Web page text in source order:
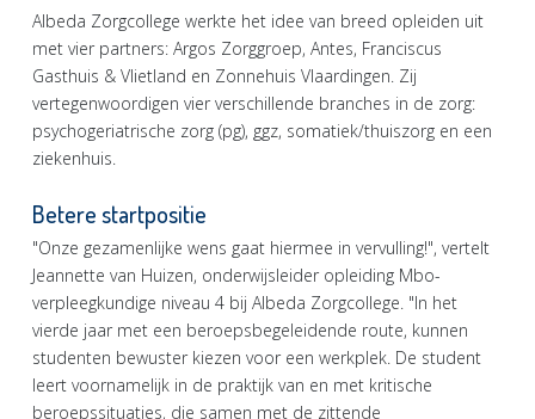
Albeda Zorgcollege werkte het idee van breed opleiden uit
met vier partners: Argos Zorggroep, Antes, Franciscus
Gasthuis & Vlietland en Zonnehuis Vlaardingen. Zij
vertegenwoordigen vier verschillende branches in de zorg:
psychogeriatrische zorg (pg), ggz, somatiek/thuiszorg en een
ziekenhuis.
Betere startpositie
"Onze gezamenlijke wens gaat hiermee in vervulling!", vertelt
Jeannette van Huizen, onderwijsleider opleiding Mbo-
verpleegkundige niveau 4 bij Albeda Zorgcollege. "In het
vierde jaar met een beroepsbegeleidende route, kunnen
studenten bewuster kiezen voor een werkplek. De student
leert voornamelijk in de praktijk van en met kritische
beroepssituaties, die samen met de zittende